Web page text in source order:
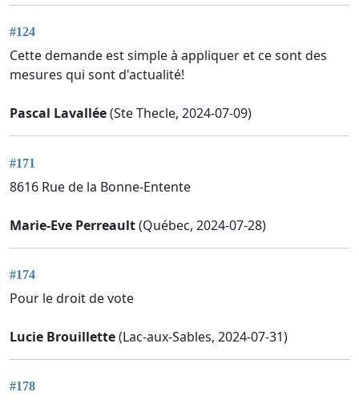
#124
Cette demande est simple à appliquer et ce sont des
mesures qui sont d'actualité!
Pascal Lavallée(Ste Thecle, 2024-07-09)
#171
8616 Rue de la Bonne-Entente
Marie-Eve Perreault(Québec, 2024-07-28)
#174
Pour le droit de vote
Lucie Brouillette(Lac-aux-Sables, 2024-07-31)
#178